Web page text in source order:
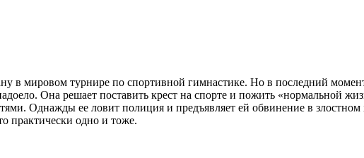
в мировом турнире по спортивной гимнастике. Но в последний
Она решает поставить крест на спорте и пожить «нормальной
Однажды ее ловит полиция и предъявляет ей обвинение в злостном
практически одно и тоже.